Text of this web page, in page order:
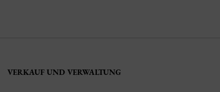
VERKAUF UND VERWALTUNG